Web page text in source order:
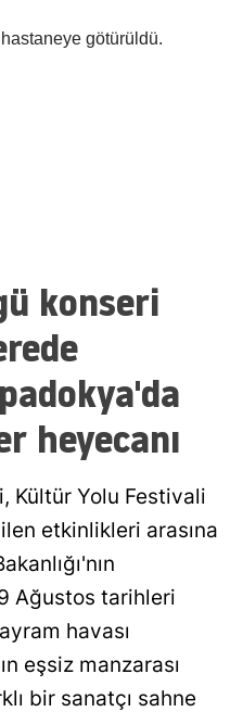
götürüldü.
konseri
heyecanı
Kültür Yolu Festivali
etkinlikleri arasına
Ağustos tarihleri
havası
eşsiz manzarası
bir sanatçı sahne